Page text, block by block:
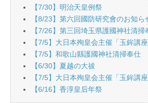
【7/30】明治天皇例祭
【8/23】第六回國防研究會のお知ら
【7/26】第三回埼玉県護國神社清掃
【7/5】大日本殉皇会主催「玉鉾講
【7/5】和歌山縣護國神社清掃奉仕
【6/30】夏越の大祓
【7/5】大日本殉皇会主催「玉鉾講
【6/16】香淳皇后年祭